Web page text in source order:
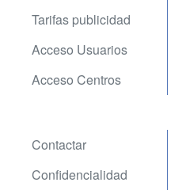
Tarifas publicidad
Acceso Usuarios
Acceso Centros
Contactar
Confidencialidad